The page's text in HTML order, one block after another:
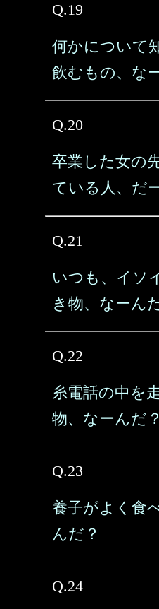
Q.19
何かについて
飲むもの、な
Q.20
卒業した女の
ている人、だ
Q.21
いつも、イソ
き物、なーん
Q.22
糸電話の中を
物、なーんだ？
Q.23
養子がよく食
んだ？
Q.24